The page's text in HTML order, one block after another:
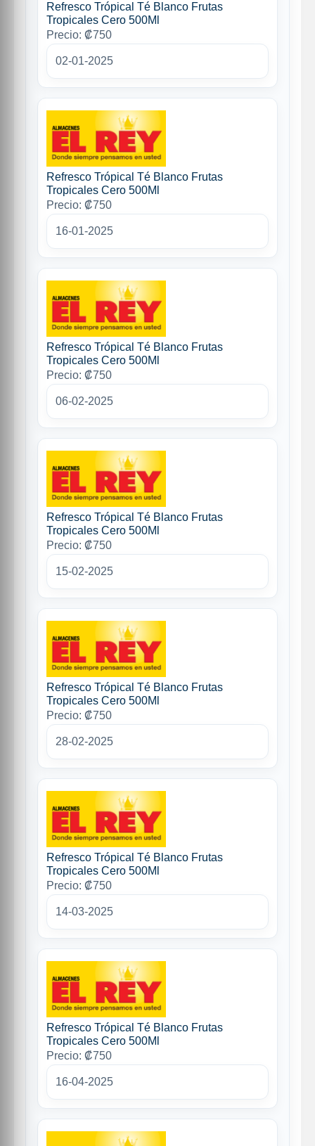
Refresco Trópical Té Blanco Frutas
Tropicales Cero 500Ml
Precio: ₡750
02-01-2025
Refresco Trópical Té Blanco Frutas
Tropicales Cero 500Ml
Precio: ₡750
16-01-2025
Refresco Trópical Té Blanco Frutas
Tropicales Cero 500Ml
Precio: ₡750
06-02-2025
Refresco Trópical Té Blanco Frutas
Tropicales Cero 500Ml
Precio: ₡750
15-02-2025
Refresco Trópical Té Blanco Frutas
Tropicales Cero 500Ml
Precio: ₡750
28-02-2025
Refresco Trópical Té Blanco Frutas
Tropicales Cero 500Ml
Precio: ₡750
14-03-2025
Refresco Trópical Té Blanco Frutas
Tropicales Cero 500Ml
Precio: ₡750
16-04-2025